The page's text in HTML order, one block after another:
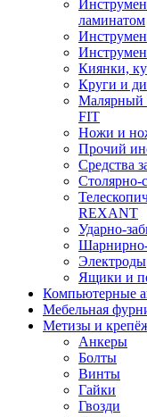
ламинатом
Киянки,
Круги и
Малярный
FIT
Ножи и
Прочий
Средства
Столярно-
REXANT
Ударно-
Электроды
Ящики и
Компьютерные
Мебельная
Метизы и
Анкеры
Болты
Винты
Гайки
Гвозди